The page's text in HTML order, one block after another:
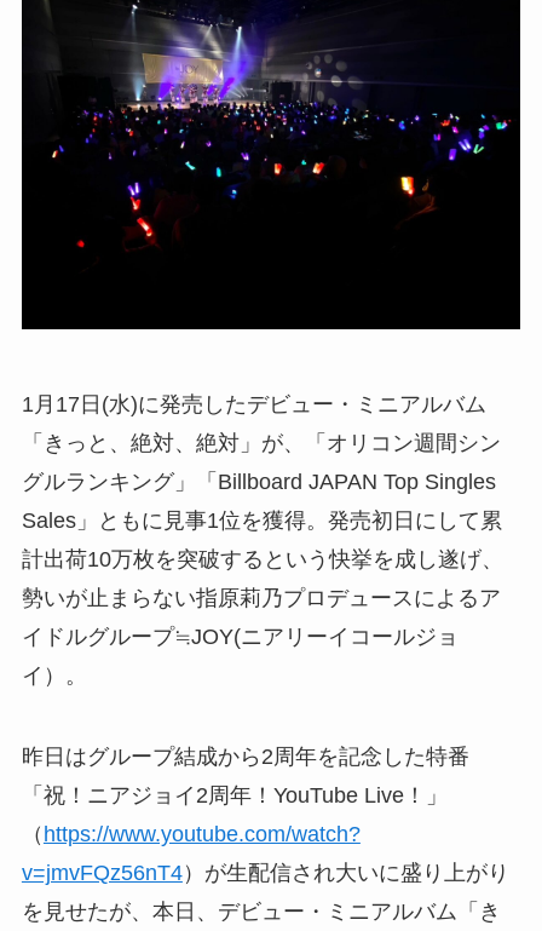
1月17日(水)に発売したデビュー・ミニアルバム
「きっと、絶対、絶対」が、「オリコン週間シン
グルランキング」「Billboard JAPAN Top Singles
Sales」ともに見事1位を獲得。発売初日にして累
計出荷10万枚を突破するという快挙を成し遂げ、
勢いが止まらない指原莉乃プロデュースによるア
イドルグループ≒JOY(ニアリーイコールジョ
イ）。
昨日はグループ結成から2周年を記念した特番
「祝！ニアジョイ2周年！YouTube Live！」
（ https://www.youtube.com/watch?
v=jmvFQz56nT4）が生配信され大いに盛り上がり
を見せたが、本日、デビュー・ミニアルバム「き